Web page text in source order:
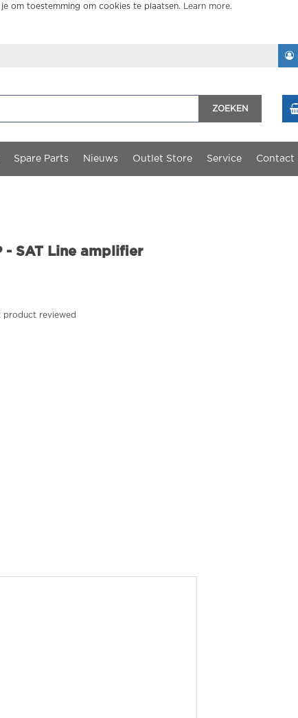
om toestemming om cookies te plaatsen. Learn more.
ZOEKEN
Spare Parts Nieuws Outlet Store Service Contact
- SAT Line amplifier
product reviewed